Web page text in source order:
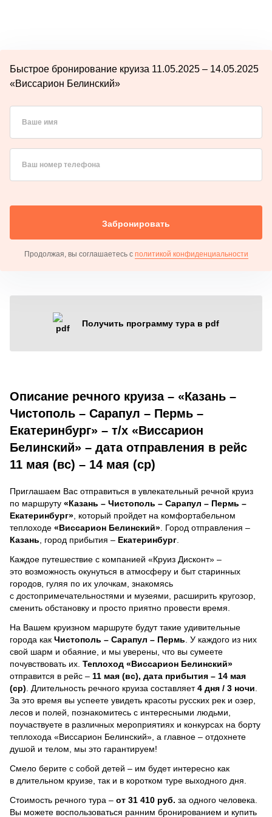
Быстрое бронирование круиза 11.05.2025 – 14.05.2025
«Виссарион Белинский»
Ваше имя
Ваш номер телефона
Забронировать
Продолжая, вы соглашаетесь с политикой конфиденциальности
Получить программу тура в pdf
Описание речного круиза – «Казань –
Чистополь – Сарапул – Пермь –
Екатеринбург» – т/х «Виссарион
Белинский» – дата отправления в рейс
11 мая (вс) – 14 мая (ср)
Приглашаем Вас отправиться в увлекательный речной круиз
по маршруту «Казань – Чистополь – Сарапул – Пермь –
Екатеринбург» , который пройдет на комфортабельном
теплоходе «Виссарион Белинский» . Город отправления –
Казань , город прибытия – Екатеринбург
Каждое путешествие с компанией «Круиз Дисконт» –
это возможность окунуться в атмосферу и быт старинных
городов, гуляя по их улочкам, знакомясь
с достопримечательностями и музеями, расширить кругозор,
сменить обстановку и просто приятно провести время.
На Вашем круизном маршруте будут такие удивительные
города как Чистополь – Сарапул – Пермь . У каждого из них
свой шарм и обаяние, и мы уверены, что вы сумеете
почувствовать их. Теплоход «Виссарион Белинский»
отправится в рейс – 11 мая (вс), дата прибытия – 14 мая
(ср) . Длительность речного круиза составляет4 дня / 3 ночи
За это время вы успеете увидеть красоты русских рек и озер,
лесов и полей, познакомитесь с интересными людьми,
поучаствуете в различных мероприятиях и конкурсах на борту
теплохода «Виссарион Белинский», а главное – отдохнете
душой и телом, мы это гарантируем!
Смело берите с собой детей – им будет интересно как
в длительном круизе, так и в коротком туре выходного дня.
Стоимость речного тура – от 31 410 руб. за одного человека.
Вы можете воспользоваться ранним бронированием и купить